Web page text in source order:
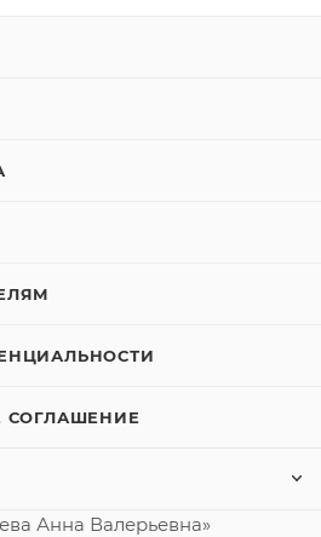
СОГЛАШЕНИЕ
Анна Валерьевна»